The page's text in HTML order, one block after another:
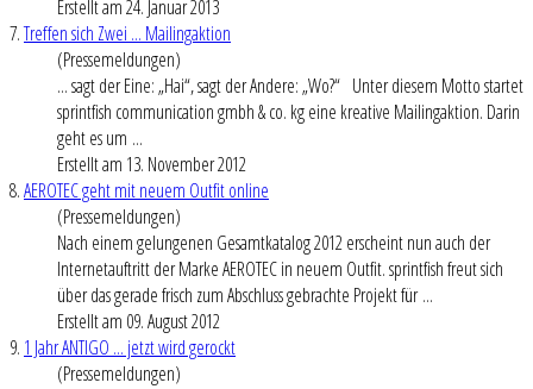
Erstellt am 24. Januar 2013
7.Treffen sich Zwei ... Mailingaktion
(Pressemeldungen)
... sagt der Eine: „Hai“, sagt der Andere: „Wo?“ Unter diesem Motto startet
sprintfish communication gmbh & co. kg eine kreative Mailingaktion. Darin
geht es um ...
Erstellt am 13. November 2012
8.AEROTEC geht mit neuem Outfit online
(Pressemeldungen)
Nach einem gelungenen Gesamtkatalog 2012 erscheint nun auch der
Internetauftritt der Marke AEROTEC in neuem Outfit. sprintfish freut sich
über das gerade frisch zum Abschluss gebrachte Projekt für ...
Erstellt am 09. August 2012
9. 1 Jahr ANTIGO ... jetzt wird gerockt
(Pressemeldungen)